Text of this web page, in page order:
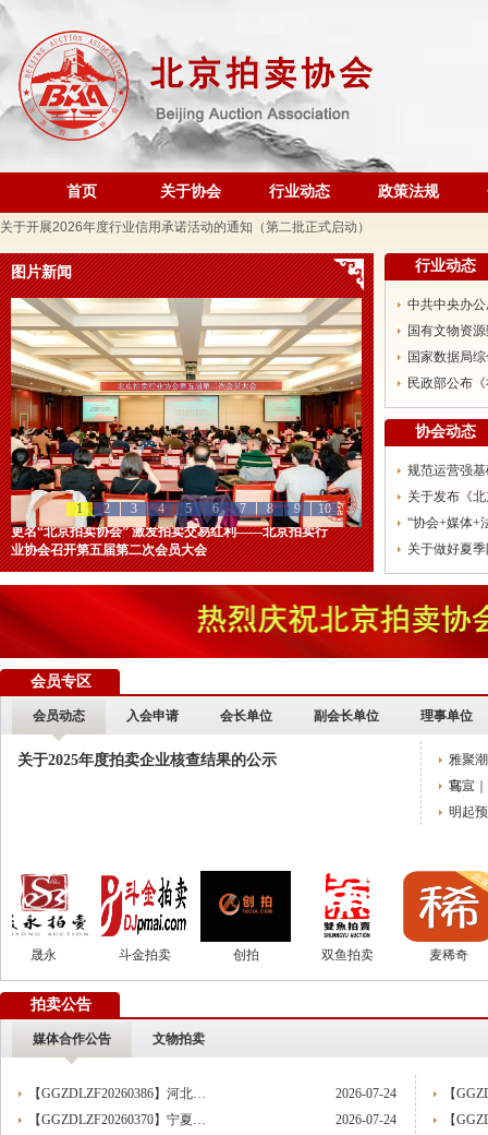
首页 关于协会 行业动态 政策法规
发挥党建引领作用 聚合跨行业发展资源——北京市商业服务业行业协会第一联合党
际经贸标准化促进会
深化数智交流 共促产教融合——姚光锋会长参加北工商商学院与中国国新举办的数
川流京华 共槌共赢——川京拍卖业务交流座谈会在成都召开
关于做好“五一”假期安全生产工作的通知
“协会+媒体+法律联动”助力企业发展系列活动之九——走进理事单位北京鸿盛祥国际
数智+拍卖 提升拍卖服务能力——姚光锋会长参加中拍协王波会长一行对阿里巴巴调
关于开展2026年度行业信用承诺活动的通知（第二批正式启动）
“协会+媒体+法律联动 助力企业发展”系列活动之八——走访会员单位北京懋隆拍卖有
北京拍卖协会会长姚光锋在2026年全国拍卖行业协会工作会上的交流发言稿
北京拍卖协会参加“2026年全国拍卖行业协会工作会”——姚光锋会长做交流发言
聚势 积微 修德 灵变——协会五届三次会员大会总结发言稿
关于北京地区拍卖企业安全生产和消防安全倡议书
京辽拍卖协会座谈交流 共商转型新发展
规范运营强基础 跨业合作促发展——联合党委第六联合党支部到北京国际会议展览
关于发布《北京地区文物艺术品拍卖佣（酬）金标准调查报告》的通知
“协会+媒体+法律联动”助力企业发展系列活动之十 ——走进会员单位北京恒泰博车拍
关于做好夏季防暑降温及汛期安全生产工作的通知
党建引领促发展 走访调研谋新篇 ——联合党委第六联合党支部走访北京市国际技术
关于发布2026年北京市信用承诺企业 拍卖企业（第二批）名单的公告
党建领航商旅融合，联动赋能行业发展——联合党委组织开展“七一”主题党日活动
坚守人民立场 践行正确政绩观——北京拍卖协会流动党支部与第六流动联合党支部
议党员
压实安全责任 筑牢商务领域应急防线——北京拍卖协会参加全市商务领域“安全生产
艺术疗愈生活 展现积极人生 ——北京拍卖协会姚光锋会长一行参观刘双舟教授作品
强化内部监督机制 护航协会健康发展——北拍协第五届第四次监事会顺利召开
完善治理体系，研究发展重点，共促高质量发展——北京拍卖协会召开第五届第六次
党建引领促交流 产教融合共发展——联合党委委员、第六联合支部书记姚光锋参加
共建活动
行业转型 服务为本——中益五福拍卖到访北拍协
关于开展2026年“诚信兴商”倡议企业征集活动的通知
党建引领聚合力 调研赋能促提升——北拍协党支部参加第一联合党委赴京客隆专题
发挥党建引领作用 聚合跨行业发展资源——北京市商业服务业行业协会第一联合党
深化数智交流 共促产教融合——姚光锋会长参加北工商商学院与中国国新举办的数
川流京华 共槌共赢——川京拍卖业务交流座谈会在成都召开
图片新闻 行业动态
中共中央办
国有文物资
国家数据局
民政部公布
协会动态
规范运营强
关于发布《
“协会+媒体+
关于做好夏
会员专区
会员动态 入会申请 会长单位 副会长单位 理事单位
关于2025年度拍卖企业核查结果的公示
雅聚
鸟…
官宣
明起
晟永 斗金拍卖 创拍 双鱼拍卖 麦稀奇
拍卖公告
媒体合作公告 文物拍卖
【GGZDLZF20260386】河北…
2026-07-24
【GGZDLZF20260370】宁夏…
2026-07-24
【
【